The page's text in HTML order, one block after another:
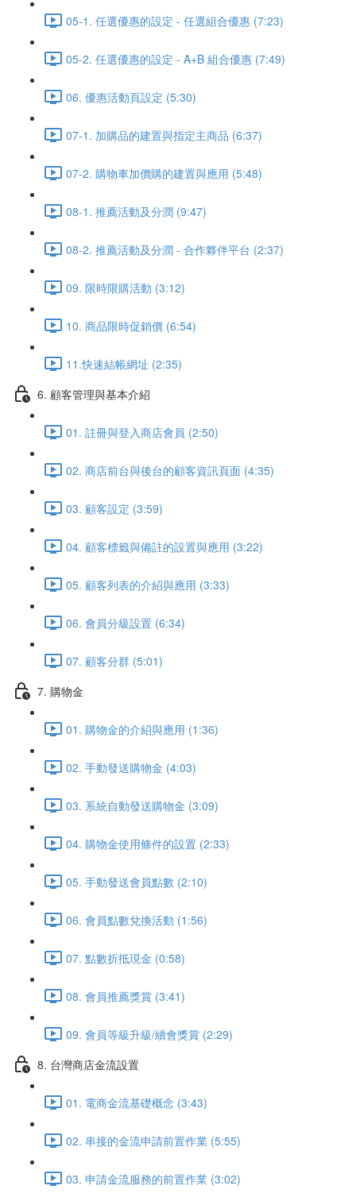
05-1. 任選優惠的設定 - 任選組合優惠 (7:23)
05-2. 任選優惠的設定 - A+B 組合優惠 (7:49)
06. 優惠活動頁設定 (5:30)
07-1. 加購品的建置與指定主商品 (6:37)
07-2. 購物車加價購的建置與應用 (5:48)
08-1. 推薦活動及分潤 (9:47)
08-2. 推薦活動及分潤 - 合作夥伴平台 (2:37)
09. 限時限購活動 (3:12)
10. 商品限時促銷價 (6:54)
11.快速結帳網址 (2:35)
6. 顧客管理與基本介紹
01. 註冊與登入商店會員 (2:50)
02. 商店前台與後台的顧客資訊頁面 (4:35)
03. 顧客設定 (3:59)
04. 顧客標籤與備註的設置與應用 (3:22)
05. 顧客列表的介紹與應用 (3:33)
06. 會員分級設置 (6:34)
07. 顧客分群 (5:01)
7. 購物金
01. 購物金的介紹與應用 (1:36)
02. 手動發送購物金 (4:03)
03. 系統自動發送購物金 (3:09)
04. 購物金使用條件的設置 (2:33)
05. 手動發送會員點數 (2:10)
06. 會員點數兌換活動 (1:56)
07. 點數折抵現金 (0:58)
08. 會員推薦獎賞 (3:41)
09. 會員等級升級/續會獎賞 (2:29)
8. 台灣商店金流設置
01. 電商金流基礎概念 (3:43)
02. 串接的金流申請前置作業 (5:55)
03. 申請金流服務的前置作業 (3:02)